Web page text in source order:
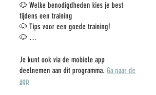
🐶 Welke benodigdheden kies je best
tijdens een training
🐶 Tips voor een goede training!
🐶 …
Je kunt ook via de mobiele app
deelnemen aan dit programma. Ga naar de
app